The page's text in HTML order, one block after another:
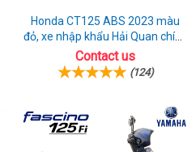
Honda CT125 ABS 2023 màu
đỏ, xe nhập khẩu Hải Quan chính
ngạch
Contact us
(124)